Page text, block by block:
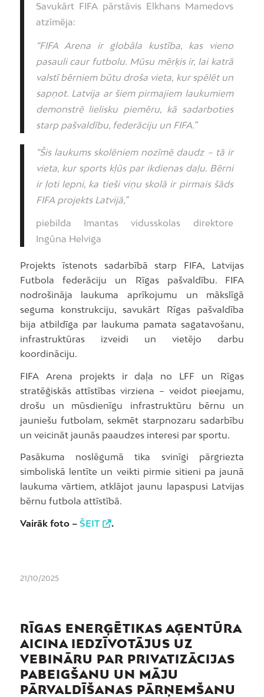
Savukārt FIFA pārstāvis Elkhans Mamedovs
atzīmēja:
“FIFA Arena ir globāla kustība, kas vieno
pasauli caur futbolu. Mūsu mērķis ir, lai katrā
valstī bērniem būtu droša vieta, kur spēlēt un
sapņot. Latvija ar šiem pirmajiem laukumiem
demonstrē lielisku piemēru, kā sadarboties
starp pašvaldību, federāciju un FIFA.”
“Šis laukums skolēniem nozīmē daudz – tā ir
vieta, kur sports kļūs par ikdienas daļu. Bērni
ir ļoti lepni, ka tieši viņu skolā ir pirmais šāds
FIFA projekts Latvijā,”
piebilda Imantas vidusskolas direktore
Ingūna Helviga
Projekts īstenots sadarbībā starp FIFA, Latvijas
Futbola federāciju un Rīgas pašvaldību. FIFA
nodrošināja laukuma aprīkojumu un mākslīgā
seguma konstrukciju, savukārt Rīgas pašvaldība
bija atbildīga par laukuma pamata sagatavošanu,
infrastruktūras izveidi un vietējo darbu
koordināciju.
FIFA Arena projekts ir daļa no LFF un Rīgas
stratēģiskās attīstības virziena – veidot pieejamu,
drošu un mūsdienīgu infrastruktūru bērnu un
jauniešu futbolam, sekmēt starpnozaru sadarbību
un veicināt jaunās paaudzes interesi par sportu.
Pasākuma noslēgumā tika svinīgi pārgriezta
simboliskā lentīte un veikti pirmie sitieni pa jaunā
laukuma vārtiem, atklājot jaunu lapaspusi Latvijas
bērnu futbola attīstībā.
Vairāk foto – ŠEIT .
21/10/2025
RĪGAS ENERĢĒTIKAS AĢENTŪRA
AICINA IEDZĪVOTĀJUS UZ
VEBINĀRU PAR PRIVATIZĀCIJAS
PABEIGŠANU UN MĀJU
PĀRVALDĪŠANAS PĀRŅEMŠANU